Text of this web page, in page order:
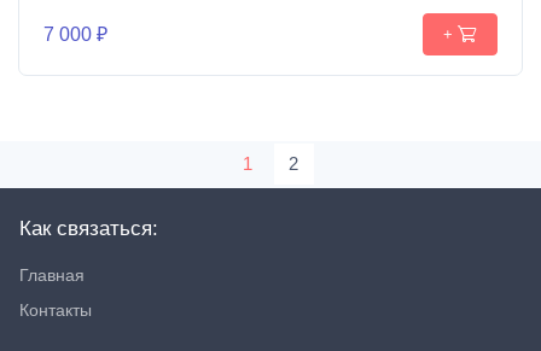
7 000 ₽ +
1 2
Как связаться:
Главная
Контакты